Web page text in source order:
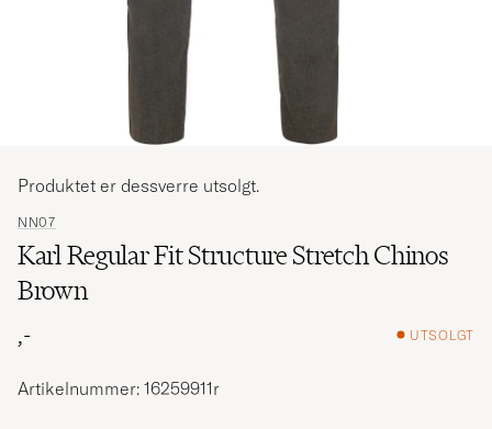
NN07
Karl Regular Fit Structure Stretch Chinos
Brown
,-
UTSOLGT
Produktet er dessverre utsolgt.
Artikelnummer: 16259911r